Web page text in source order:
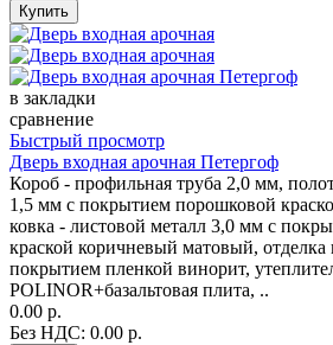
в закладки
сравнение
Быстрый просмотр
Дверь входная арочная Петергоф
Короб - профильная труба 2,0 мм,
1,5 мм с покрытием порошковой
ковка - листовой металл 3,0 мм с
краской коричневый матовый,
покрытием пленкой винорит,
POLINOR+базальтовая плита, ..
0.00 р.
Без НДС: 0.00 р.